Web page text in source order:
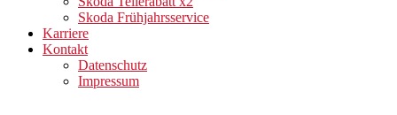
Skoda Frühjahrsservice
Karriere
Kontakt
Datenschutz
Impressum